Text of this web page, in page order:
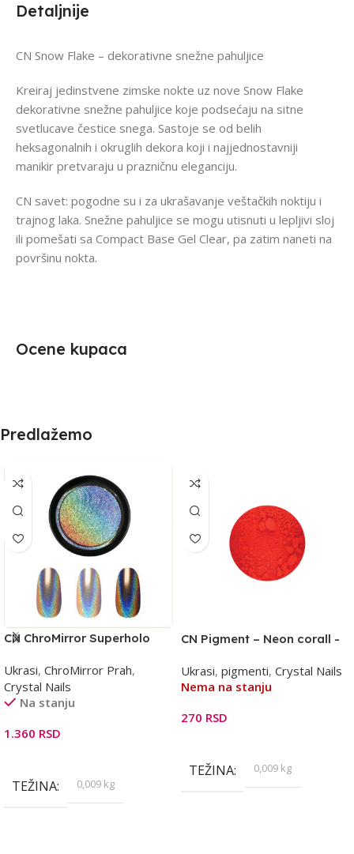
Detaljnije
CN Snow Flake – dekorativne snežne pahuljice
Kreiraj jedinstvene zimske nokte uz nove Snow Flake
dekorativne snežne pahuljice koje podsećaju na sitne
svetlucave čestice snega. Sastoje se od belih
heksagonalnih i okruglih dekora koji i najjednostavniji
manikir pretvaraju u prazničnu eleganciju.
CN savet: pogodne su i za ukrašavanje veštačkih noktiju i
trajnog laka. Snežne pahuljice se mogu utisnuti u lepljivi sloj
ili pomešati sa Compact Base Gel Clear, pa zatim naneti na
površinu nokta.
Ocene kupaca
Predlažemo
CN ChroMirror Superholo
Ukrasi, ChroMirror Prah,
Crystal Nails
Na stanju
1.360 RSD
TEŽINA 0,009 kg
CN Pigment – Neon corall -
Ukrasi, pigmenti, Crystal Nails
Nema na stanju
270 RSD
TEŽINA 0,009 kg